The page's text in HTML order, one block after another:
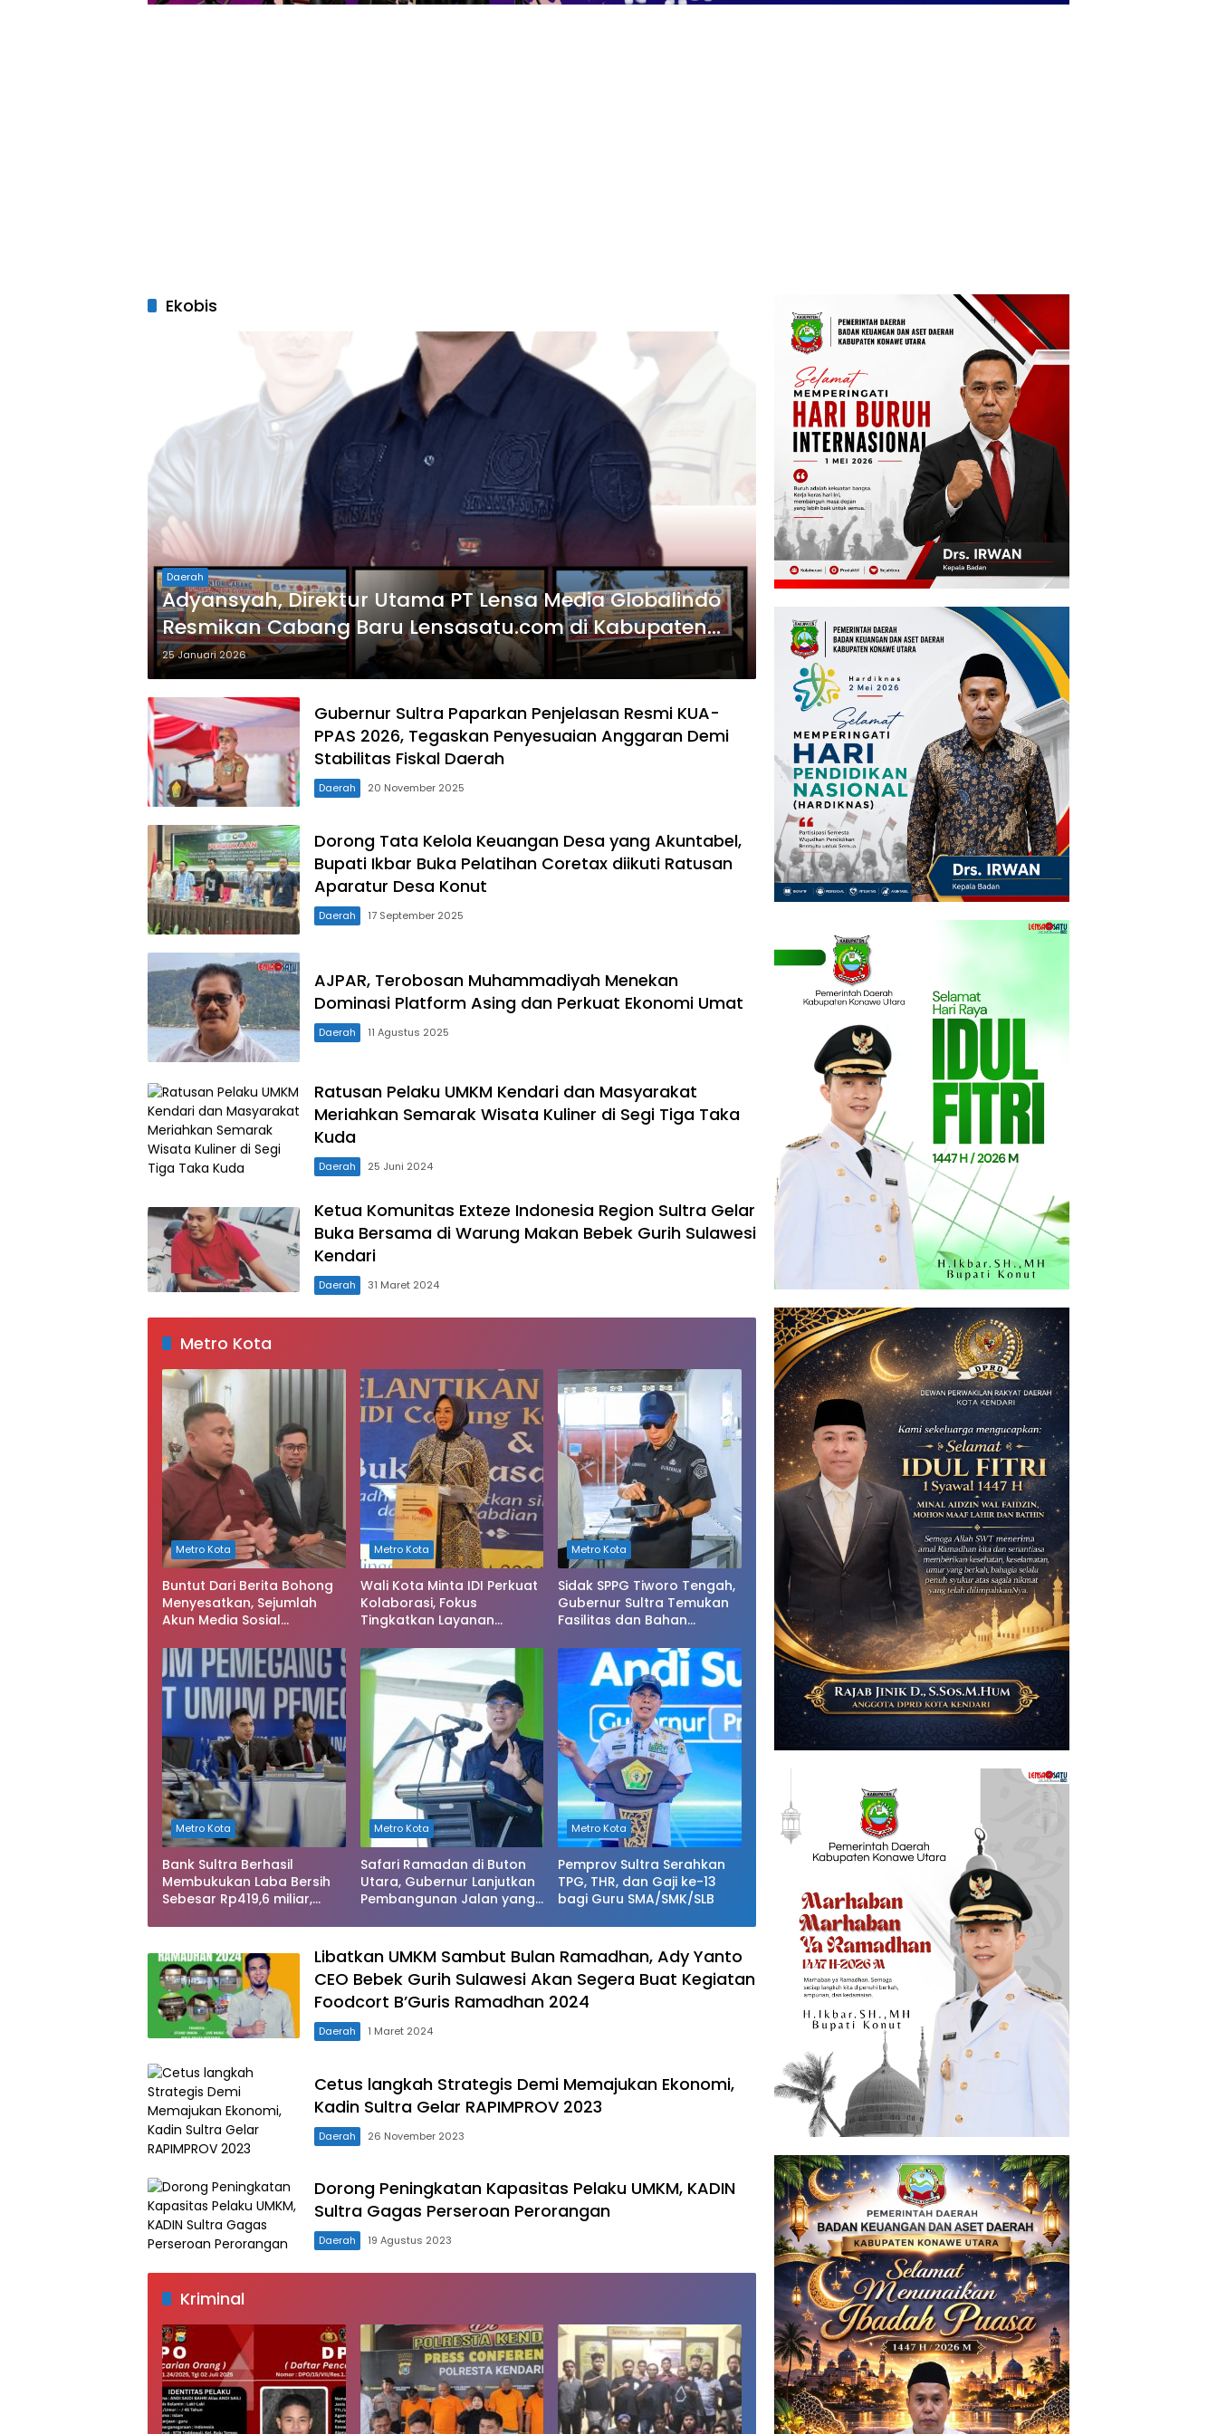
Ekobis
Daerah
Adyansyah, Direktur Utama PT Lensa Media Globalindo
Resmikan Cabang Baru Lensasatu.com di Kabupaten
Kolaka Timur
25 Januari 2026
Gubernur Sultra Paparkan Penjelasan Resmi KUA-
PPAS 2026, Tegaskan Penyesuaian Anggaran Demi
Stabilitas Fiskal Daerah
Daerah 20 November 2025
Dorong Tata Kelola Keuangan Desa yang Akuntabel,
Bupati Ikbar Buka Pelatihan Coretax diikuti Ratusan
Aparatur Desa Konut
Daerah 17 September 2025
AJPAR, Terobosan Muhammadiyah Menekan
Dominasi Platform Asing dan Perkuat Ekonomi Umat
Daerah 11 Agustus 2025
Ratusan Pelaku UMKM Kendari dan Masyarakat
Meriahkan Semarak Wisata Kuliner di Segi Tiga Taka
Kuda
Daerah 25 Juni 2024
Ketua Komunitas Exteze Indonesia Region Sultra Gelar
Buka Bersama di Warung Makan Bebek Gurih Sulawesi
Kendari
Daerah 31 Maret 2024
Metro Kota
Metro Kota
Buntut Dari Berita Bohong
Menyesatkan, Sejumlah
Akun Media Sosial
Metro Kota
Wali Kota Minta IDI Perkuat
Kolaborasi, Fokus
Tingkatkan Layanan
Metro Kota
Sidak SPPG Tiworo Tengah,
Gubernur Sultra Temukan
Fasilitas dan Bahan
Metro Kota
Bank Sultra Berhasil
Membukukan Laba Bersih
Sebesar Rp419,6 miliar,
Metro Kota
Safari Ramadan di Buton
Utara, Gubernur Lanjutkan
Pembangunan Jalan yang
Metro Kota
Pemprov Sultra Serahkan
TPG, THR, dan Gaji ke-13
bagi Guru SMA/SMK/SLB
Libatkan UMKM Sambut Bulan Ramadhan, Ady Yanto
CEO Bebek Gurih Sulawesi Akan Segera Buat Kegiatan
Foodcort B’Guris Ramadhan 2024
Daerah 1 Maret 2024
Cetus langkah Strategis Demi Memajukan Ekonomi,
Kadin Sultra Gelar RAPIMPROV 2023
Daerah 26 November 2023
Dorong Peningkatan Kapasitas Pelaku UMKM, KADIN
Sultra Gagas Perseroan Perorangan
Daerah 19 Agustus 2023
Kriminal